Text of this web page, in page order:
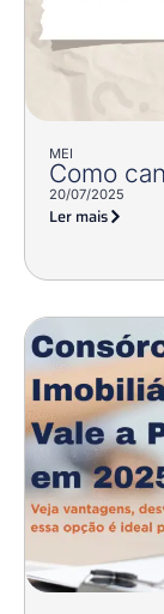
MEI
Como
20/07/2025
Ler mais